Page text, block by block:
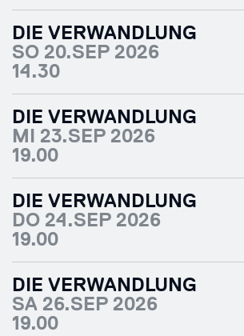
DIE VERWANDLUNG
SO 20.SEP 2026
14.30
DIE VERWANDLUNG
MI 23.SEP 2026
19.00
DIE VERWANDLUNG
DO 24.SEP 2026
19.00
DIE VERWANDLUNG
SA 26.SEP 2026
19.00